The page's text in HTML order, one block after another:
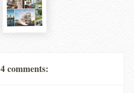
4 comments: